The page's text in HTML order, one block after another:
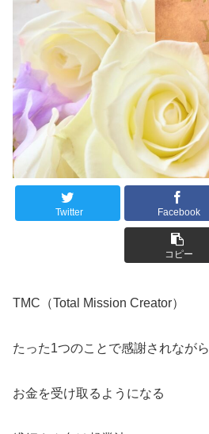
Twitter Facebook
コピー
TMC（Total Mission Creator）
たった1つのことで感謝されながら
お金を受け取るようになる